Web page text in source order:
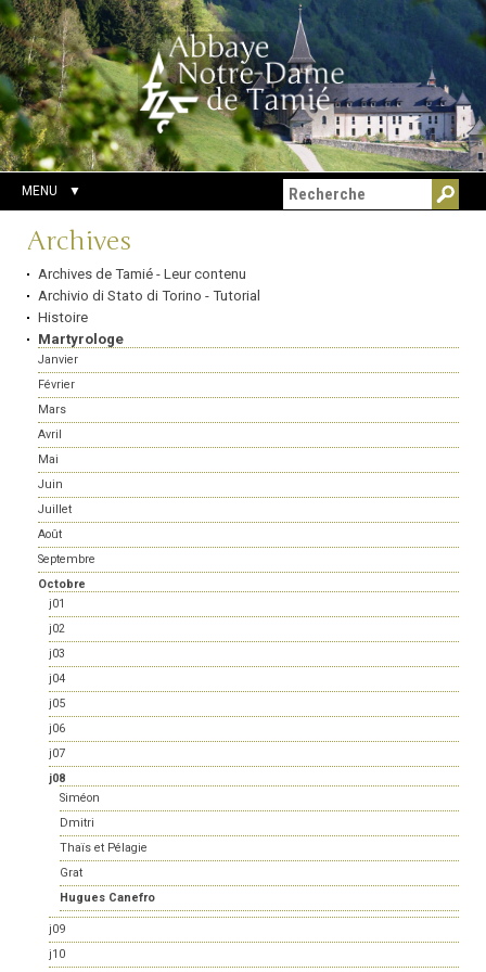
Aller
au
contenu.
|
Aller
à
la
navigation
Outils
personnels
Chercher par
Recherche
avancée…
MENU
Navigation
Archives
Archives de Tamié - Leur contenu
Archivio di Stato di Torino - Tutorial
Histoire
Martyrologe
Janvier
Février
Mars
Avril
Mai
Juin
Juillet
Août
Septembre
Octobre
j01
j02
j03
j04
j05
j06
j07
j08
Siméon
Dmitri
Thaïs et Pélagie
Grat
Hugues Canefro
j09
j10